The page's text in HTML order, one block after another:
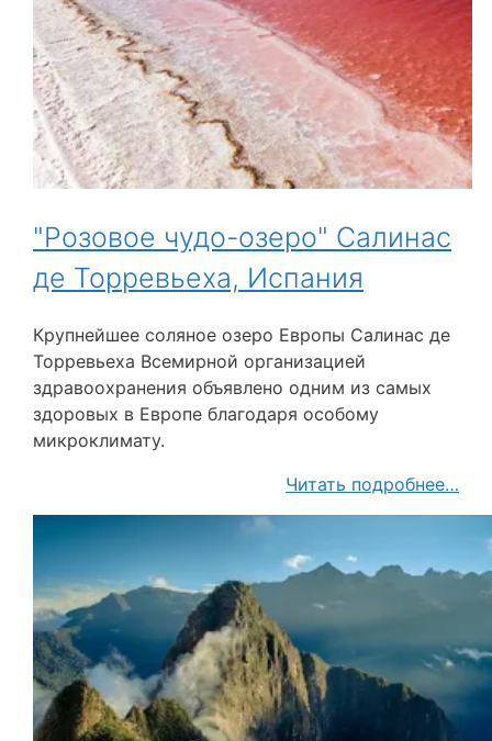
"Розовое чудо-озеро" Салинас
де Торревьеха, Испания
Крупнейшее соляное озеро Европы Салинас де
Торревьеха Всемирной организацией
здравоохранения объявлено одним из самых
здоровых в Европе благодаря особому
микроклимату.
Читать подробнее…